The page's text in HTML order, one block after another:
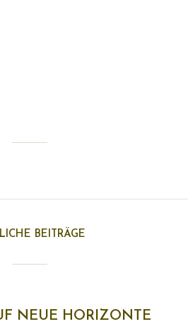
BEITRÄGE
NEUE HORIZONTE